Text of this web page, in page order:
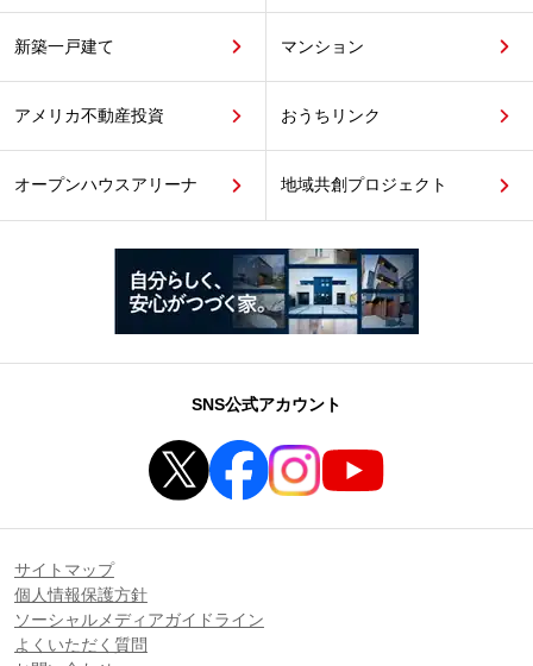
新築一戸建て マンション
アメリカ不動産投資 おうちリンク
オープンハウスアリーナ 地域共創プロジェクト
SNS公式アカウント
サイトマップ
個人情報保護方針
ソーシャルメディアガイドライン
よくいただく質問